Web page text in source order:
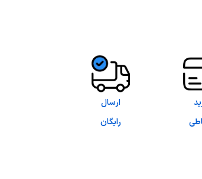
ارسال
رایگان